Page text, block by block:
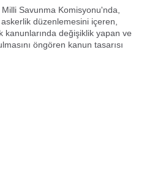
Savunma Komisyonu'nda,
düzenlemesini içeren,
kanunlarında değişiklik yapan ve
öngören kanun tasarısı